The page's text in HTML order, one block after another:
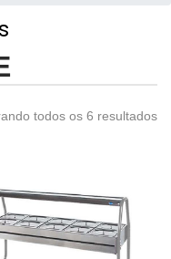
todos os 6 resultados